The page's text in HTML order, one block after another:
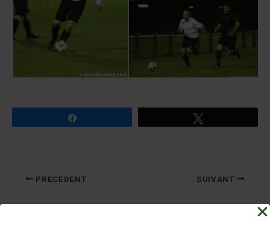
PRÉCÉDENT SUIVANT